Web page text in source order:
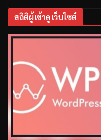
สถิติผู้เข้าดูเว็บไซต์